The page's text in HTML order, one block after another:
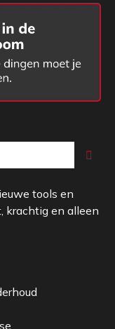
tools en
krachtig en alleen